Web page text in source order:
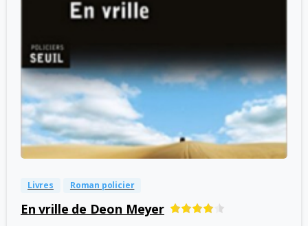
0 -
Livres Roman policier
En vrille de Deon Meyer